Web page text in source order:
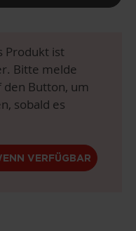
Produkt ist
Bitte melde
den Button, um
sobald es
VERFÜGBAR